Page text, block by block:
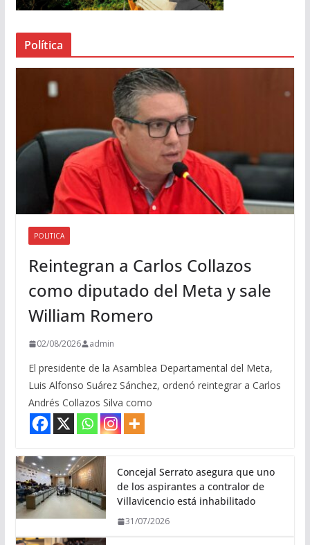
e
Política
POLITICA
Reintegran a Carlos Collazos
como diputado del Meta y sale
William Romero
02/08/2026 admin
El presidente de la Asamblea Departamental del Meta,
Luis Alfonso Suárez Sánchez, ordenó reintegrar a Carlos
Andrés Collazos Silva como
Concejal Serrato asegura que uno
de los aspirantes a contralor de
Villavicencio está inhabilitado
31/07/2026